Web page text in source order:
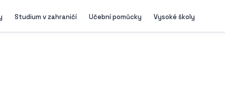
Studium v zahraničí Učební pomůcky Vysoké školy